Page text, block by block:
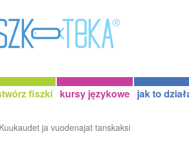
fiszki kursy językowe jak to
Kuukaudet ja vuodenajat tanskaksi